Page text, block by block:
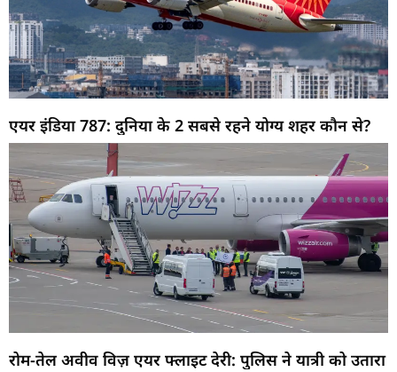
एयर इंडिया 787: दुनिया के 2 सबसे रहने योग्य शहर कौन से?
रोम-तेल अवीव विज़ एयर फ्लाइट देरी: पुलिस ने यात्री को उतारा